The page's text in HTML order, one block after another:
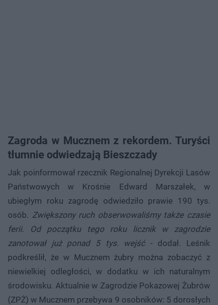
Zagroda w Mucznem z rekordem. Turyści
tłumnie odwiedzają Bieszczady
Jak poinformował rzecznik Regionalnej Dyrekcji Lasów
Państwowych w Krośnie Edward Marszałek, w
ubiegłym roku zagrodę odwiedziło prawie 190 tys.
osób. Zwiększony ruch obserwowaliśmy także czasie
ferii. Od początku tego roku licznik w zagrodzie
zanotował już ponad 5 tys. wejść- dodał. Leśnik
podkreślił, że w Mucznem żubry można zobaczyć z
niewielkiej odległości, w dodatku w ich naturalnym
środowisku. Aktualnie w Zagrodzie Pokazowej Żubrów
(ZPŻ) w Mucznem przebywa 9 osobników: 5 dorosłych